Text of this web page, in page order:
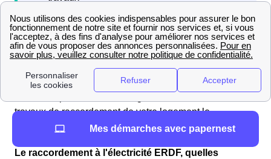
Six semaines après l'envoi de votre demande à Enedis
Caudan (ex ErDF), vous allez recevoir une proposition
travaux de raccordement de votre logement le
Caudanais.
Le raccordement à l'électricité ERDF, quelles
Mes démarches avec papernest